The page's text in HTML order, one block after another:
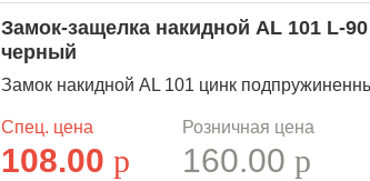
Замок-защелка накидной AL 101 L-
черный
Замок накидной AL 101 цинк
Спец. цена
108.00p
Розничная цена
160.00p